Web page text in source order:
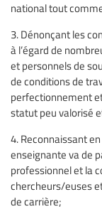
national tout
3. Dénonçant les
à l’égard de
et personnels de
de conditions de
perfectionnement
statut peu valorisé
4. Reconnaissant
enseignante va de
professionnel et la
chercheurs/euses
de carrière;